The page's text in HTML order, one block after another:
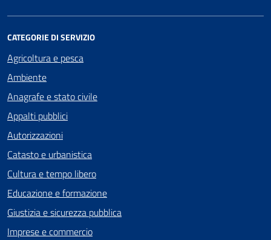
CATEGORIE DI SERVIZIO
Agricoltura e pesca
Ambiente
Anagrafe e stato civile
Appalti pubblici
Autorizzazioni
Catasto e urbanistica
Cultura e tempo libero
Educazione e formazione
Giustizia e sicurezza pubblica
Imprese e commercio